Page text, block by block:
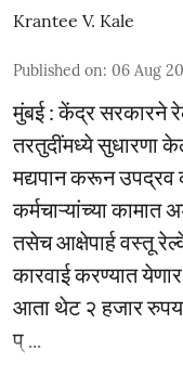
Krantee V. Kale
Published on: 06 Aug
मुंबई : केंद्र सरकारने
तरतुदींमध्ये सुधारणा
मद्यपान करून
कर्मचाऱ्यांच्या
तसेच आक्षेपार्ह वस्तू
कारवाई करण्यात
आता थेट २ हजार
प् ...